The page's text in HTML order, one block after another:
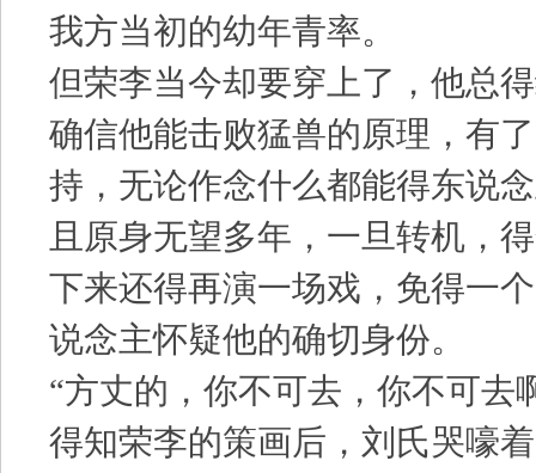
我方当初的幼年青率。
但荣李当今却要穿上了，他总
确信他能击败猛兽的原理，有
持，无论作念什么都能得东说
且原身无望多年，一旦转机，
下来还得再演一场戏，免得一
说念主怀疑他的确切身份。
“方丈的，你不可去，你不可
得知荣李的策画后，刘氏哭嚎